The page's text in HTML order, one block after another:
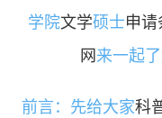
学院文学硕士申
网来一起
前言：先给大家科